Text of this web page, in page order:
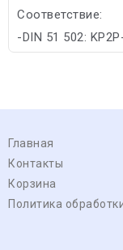
Соответствие:
-DIN 51 502:
Главная
Контакты
Корзина
Политика